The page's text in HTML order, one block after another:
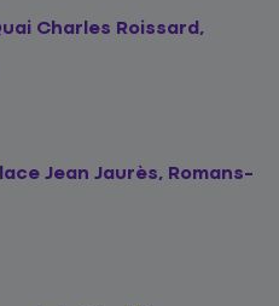
Charles Roissard,
Jean Jaurès, Romans-